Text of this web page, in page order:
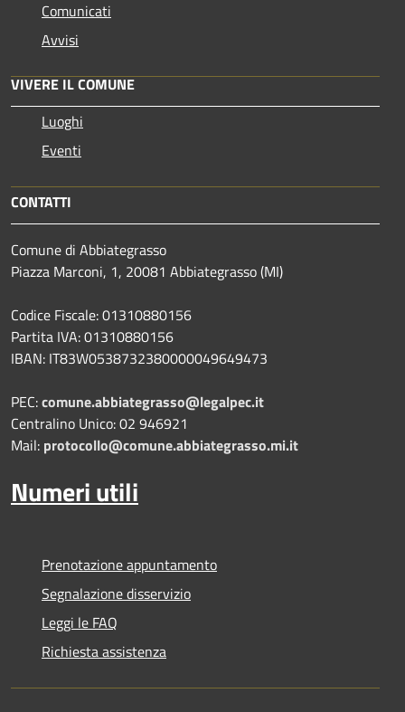
Comunicati
Avvisi
VIVERE IL COMUNE
Luoghi
Eventi
CONTATTI
Comune di Abbiategrasso
Piazza Marconi, 1, 20081 Abbiategrasso (MI)
Codice Fiscale: 01310880156
Partita IVA: 01310880156
IBAN: IT83W0538732380000049649473
PEC:comune.abbiategrasso@legalpec.it
Centralino Unico: 02 946921
Mail: protocollo@comune.abbiategrasso.mi.it
Numeri utili
Prenotazione appuntamento
Segnalazione disservizio
Leggi le FAQ
Richiesta assistenza